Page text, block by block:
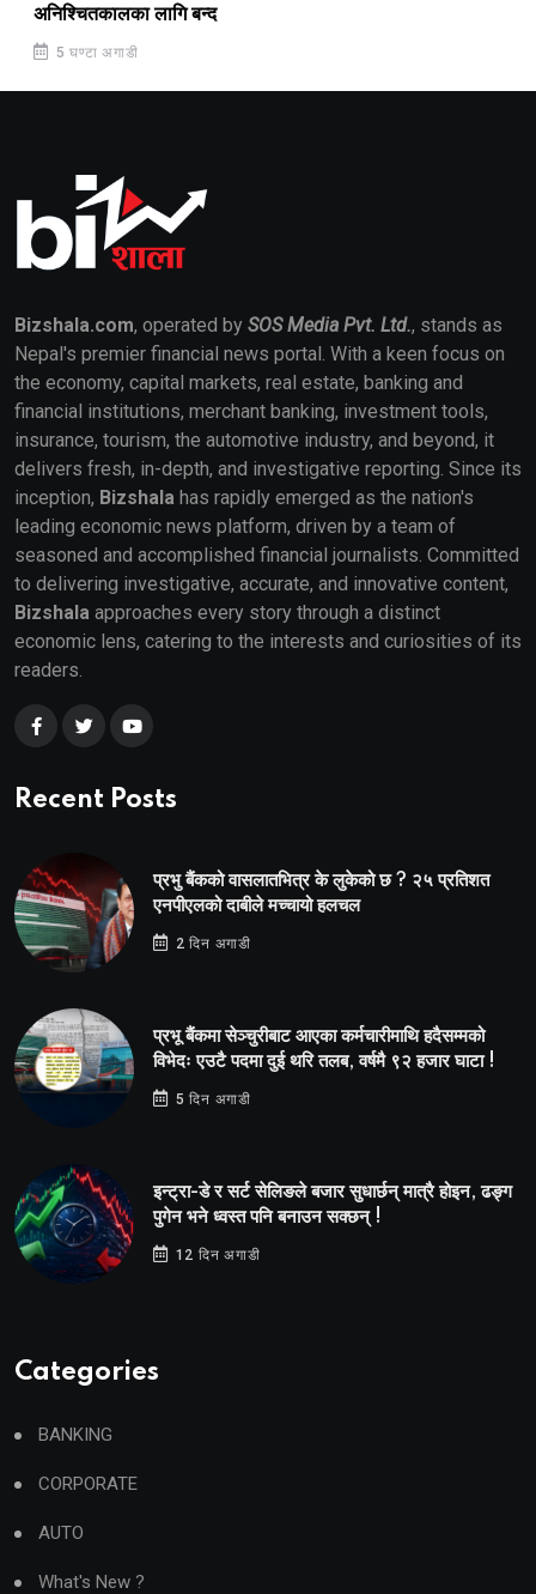
अनिश्चितकालका लागि बन्द
5 घण्टा अगाडी
Bizshala.com, operated by SOS Media Pvt. Ltd., stands as
Nepal's premier financial news portal. With a keen focus on
the economy, capital markets, real estate, banking and
financial institutions, merchant banking, investment tools,
insurance, tourism, the automotive industry, and beyond, it
delivers fresh, in-depth, and investigative reporting. Since its
inception, Bizshala has rapidly emerged as the nation's
leading economic news platform, driven by a team of
seasoned and accomplished financial journalists. Committed
to delivering investigative, accurate, and innovative content,
Bizshala approaches every story through a distinct
economic lens, catering to the interests and curiosities of its
readers.
Recent Posts
प्रभु बैंकको वासलातभित्र के लुकेको छ ? २५ प्रतिशत
एनपीएलको दाबीले मच्चायो हलचल
2 दिन अगाडी
प्रभू बैंकमा सेञ्चुरीबाट आएका कर्मचारीमाथि हदैसम्मको
विभेदः एउटै पदमा दुई थरि तलब, वर्षमै ९२ हजार घाटा !
5 दिन अगाडी
इन्ट्रा-डे र सर्ट सेलिङले बजार सुधार्छन् मात्रै होइन, ढङ्ग
पुगेन भने ध्वस्त पनि बनाउन सक्छन् !
12 दिन अगाडी
Categories
BANKING
CORPORATE
AUTO
What's New ?